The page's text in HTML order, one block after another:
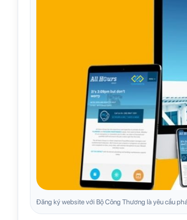
Đăng ký website với Bộ Công Thương là yêu cầu